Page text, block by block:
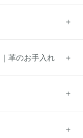
革のお手入れ